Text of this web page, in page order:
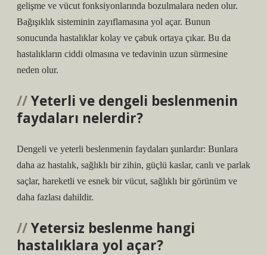
gelişme ve vücut fonksiyonlarında bozulmalara neden olur.
Bağışıklık sisteminin zayıflamasına yol açar. Bunun
sonucunda hastalıklar kolay ve çabuk ortaya çıkar. Bu da
hastalıkların ciddi olmasına ve tedavinin uzun sürmesine
neden olur.
Yeterli ve dengeli beslenmenin
faydaları nelerdir?
Dengeli ve yeterli beslenmenin faydaları şunlardır: Bunlara
daha az hastalık, sağlıklı bir zihin, güçlü kaslar, canlı ve parlak
saçlar, hareketli ve esnek bir vücut, sağlıklı bir görünüm ve
daha fazlası dahildir.
Yetersiz beslenme hangi
hastalıklara yol açar?